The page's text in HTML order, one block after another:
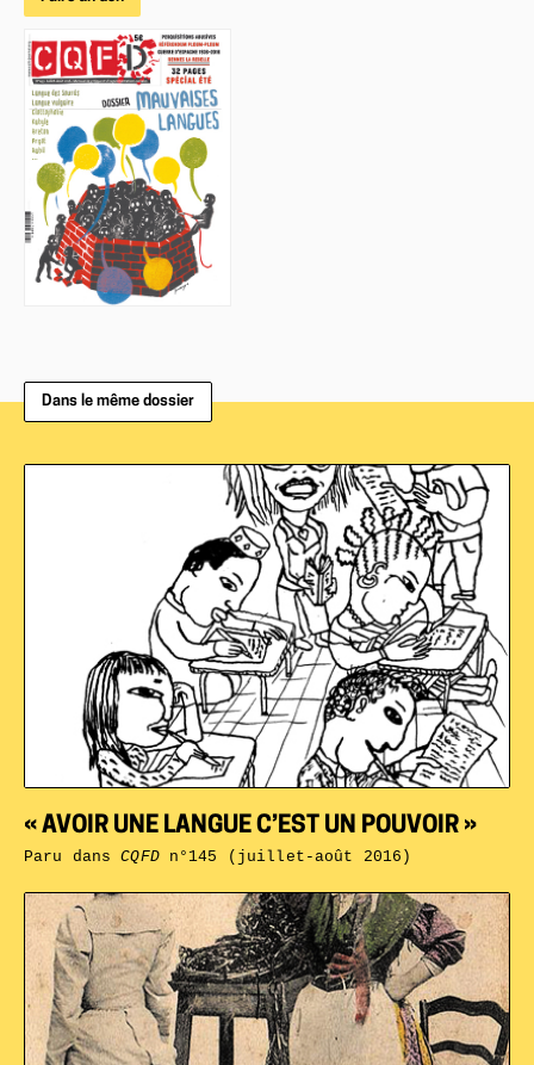
Dans le même dossier
« AVOIR UNE LANGUE C’EST UN POUVOIR »
Paru dansCQFDn°145 (juillet-août 2016)